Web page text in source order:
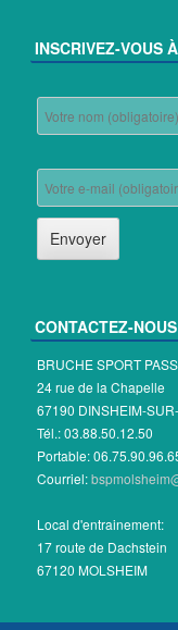
INSCRIVEZ-VOUS
CONTACTEZ-NOUS
BRUCHE SPORT
24 rue de la Chapelle
67190 DINSHEIM-
Tél.: 03.88.50.12.50
Portable:
Courriel:
Local d'entrainement:
17 route de Dachstein
67120 MOLSHEIM